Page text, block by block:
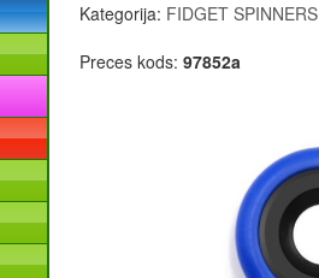
Kategorija: FIDGET SPINNERS
Preces kods: 97852a